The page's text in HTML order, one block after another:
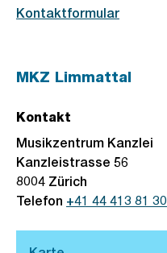
Kontaktformular
MKZ Limmattal
Kontakt
Musikzentrum Kanzlei
Kanzleistrasse 56
8004 Zürich
Telefon +41 44 413 81 30